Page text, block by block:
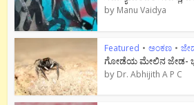
by Manu Vaidya
Featured • ಅಂಕಣ •
ಗೋಡೆಯ ಮೇಲಿನ ಜೇಡ-
by Dr. Abhijith A P C